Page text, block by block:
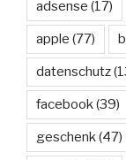
adsense (17)
apple (77)
datenschutz
facebook(39)
geschenk(47)